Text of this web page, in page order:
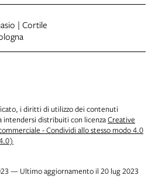
| Cortile
i diritti di utilizzo dei contenuti
intendersi distribuiti con licenzaCreative
- Condividi allo stesso modo 4.0
— Ultimo aggiornamento il 20 lug 2023